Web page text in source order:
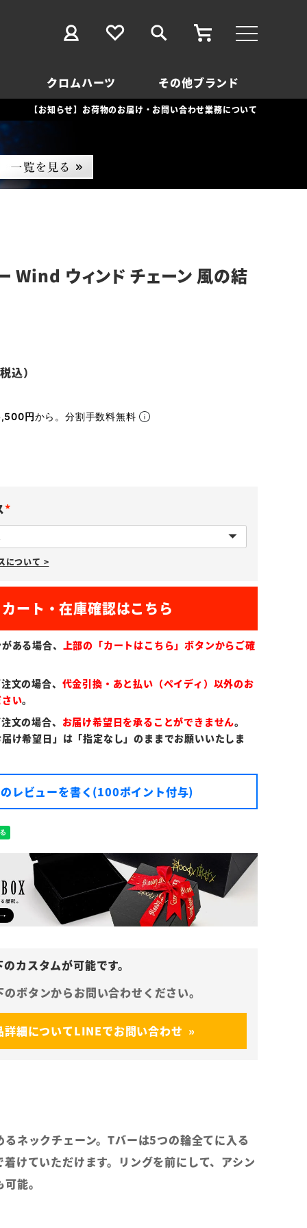
クロムハーツ その他ブランド
【お知らせ】お荷物のお届け・お問い合わせ業務について
Wind ウィンド チェーン 風の結
円から。分割手数料無料
(
必
について >
ある場合、
上部の「カートはこちら」ボタンからご確
文の場合、 代金引換・あと払い（ペイディ）以外のお
い。
文の場合、 お届け希望日を承ることができません。
届け希望日」は「指定なし」のままでお願いいたしま
レビューを書く(100ポイント付与)
詳細についてLINEでお問い合わせ
るネックチェーン。Tバーは5つの輪全てに入る
けていただけます。リングを前にして、アシン
能。